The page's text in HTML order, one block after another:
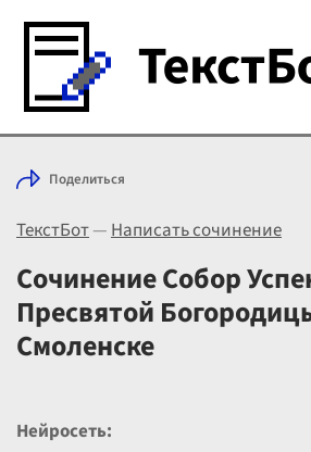
Войти с Telegram
Выбрать режим
Цены
Поделиться
ТекстБот—Написать сочинение
Сочинение Собор
Пресвятой
Смоленске
Нейросеть: